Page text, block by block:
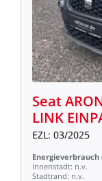
Seat
LINK
EZL: 03/2025
Energieverbrauch
Innenstadt: n.v.
Stadtrand: n.v.